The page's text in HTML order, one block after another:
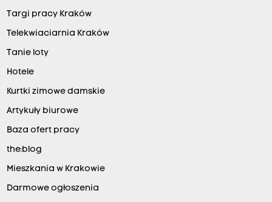
Targi pracy Kraków
Telekwiaciarnia Kraków
Tanie loty
Hotele
Kurtki zimowe damskie
Artykuły biurowe
Baza ofert pracy
the:blog
Mieszkania w Krakowie
Darmowe ogłoszenia